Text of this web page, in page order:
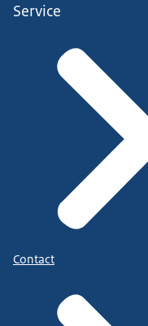
Service
Contact